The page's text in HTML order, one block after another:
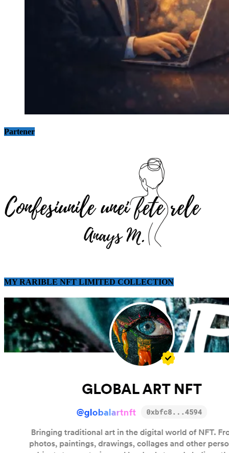
Partener
MY RARIBLE NFT LIMITED COLLECTION